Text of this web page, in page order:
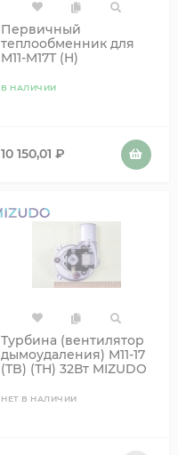
Первичный
теплообменник для
M11-M17Т (H)
AB.08.01.0027
В НАЛИЧИИ
10 150,01 ₽
Турбина (вентилятор
дымоудаления) M11-17
(TB) (ТН) 32Вт MIZUDO
НЕТ В НАЛИЧИИ